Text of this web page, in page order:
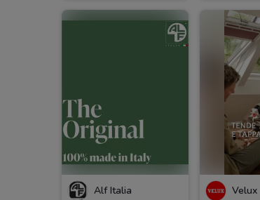
Alf Italia Velux